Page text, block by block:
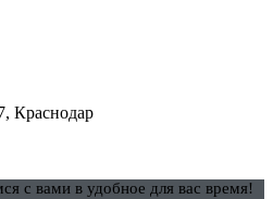
Краснодар
с вами в удобное для вас время!